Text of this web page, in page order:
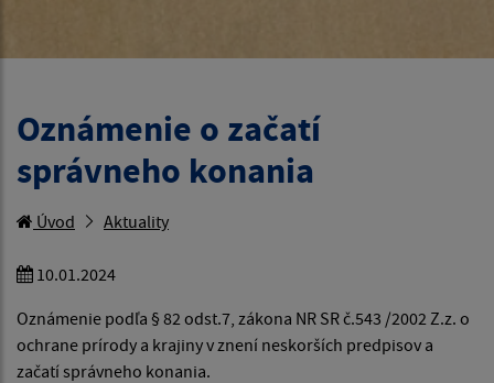
Oznámenie o začatí
správneho konania
Úvod Aktuality
10.01.2024
Oznámenie podľa § 82 odst.7, zákona NR SR č.543 /2002 Z.z. o
ochrane prírody a krajiny v znení neskorších predpisov a
začatí správneho konania.